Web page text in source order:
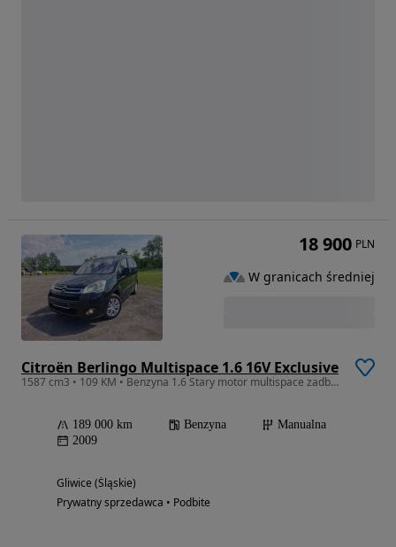
Citroën Berlingo Multispace 1.6 16V Exclusive
1587 cm3 • 109 KM • Benzyna 1.6 Stary motor multispace zadbany stan techniczny perfekt
189 000 km Benzyna
Manualna
2009
Gliwice (Śląskie)
Prywatny sprzedawca • Podbite
18 900 PLN
W granicach średniej